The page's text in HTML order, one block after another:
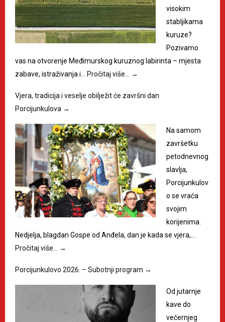
visokim
stabljikama
kuruze?
Pozivamo
vas na otvorenje Međimurskog kuruznog labirinta – mjesta
zabave, istraživanja i… Pročitaj više… →
Vjera, tradicija i veselje obilježit će završni dan
Porcijunkulova →
Na samom
završetku
petodnevnog
slavlja,
Porcijunkulov
o se vraća
svojim
korijenima.
Nedjelja, blagdan Gospe od Anđela, dan je kada se vjera,…
Pročitaj više…
→
Porcijunkulovo 2026. – Subotnji program →
Od jutarnje
kave do
večernjeg